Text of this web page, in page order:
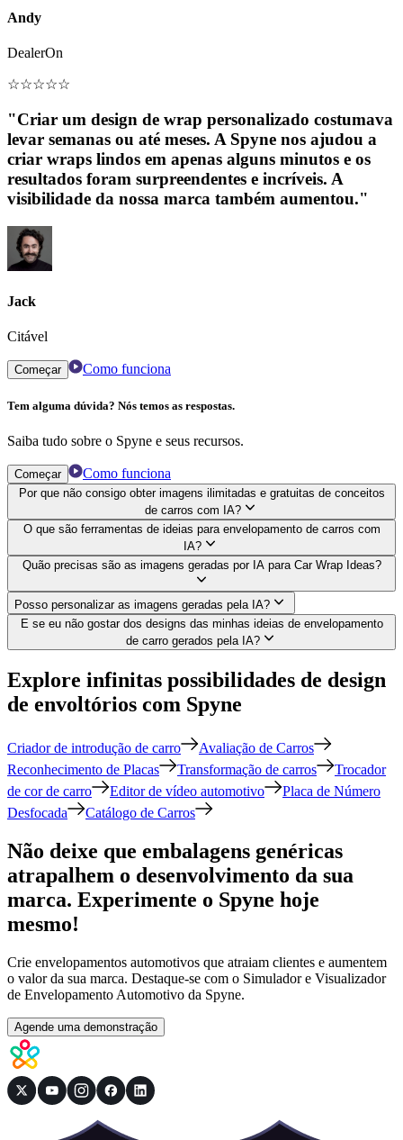
Andy
DealerOn
☆☆☆☆☆
"Criar um design de wrap personalizado costumava
levar semanas ou até meses. A Spyne nos ajudou a
criar wraps lindos em apenas alguns minutos e os
resultados foram surpreendentes e incríveis. A
visibilidade da nossa marca também aumentou."
Jack
Citável
Começar Como funciona
Tem alguma dúvida? Nós temos as respostas.
Saiba tudo sobre o Spyne e seus recursos.
Começar Como funciona
Por que não consigo obter imagens ilimitadas e gratuitas de conceitos
de carros com IA?
O que são ferramentas de ideias para envelopamento de carros com
IA?
Quão precisas são as imagens geradas por IA para Car Wrap Ideas?
Posso personalizar as imagens geradas pela IA?
E se eu não gostar dos designs das minhas ideias de envelopamento
de carro gerados pela IA?
Explore infinitas possibilidades de design
de envoltórios com Spyne
Criador de introdução de carro
Avaliação de Carros
Reconhecimento de Placas
Transformação de carros
Trocador
de cor de carro
Editor de vídeo automotivo
Placa de Número
Desfocada
Catálogo de Carros
Não deixe que embalagens genéricas
atrapalhem o desenvolvimento da sua
marca. Experimente o Spyne hoje
mesmo!
Crie envelopamentos automotivos que atraiam clientes e aumentem
o valor da sua marca. Destaque-se com o Simulador e Visualizador
de Envelopamento Automotivo da Spyne.
Agende uma demonstração